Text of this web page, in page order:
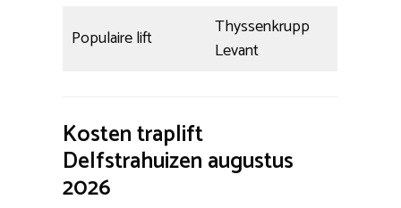
Populaire lift
Thyssenkrupp
Levant
Kosten traplift
Delfstrahuizen augustus
2026